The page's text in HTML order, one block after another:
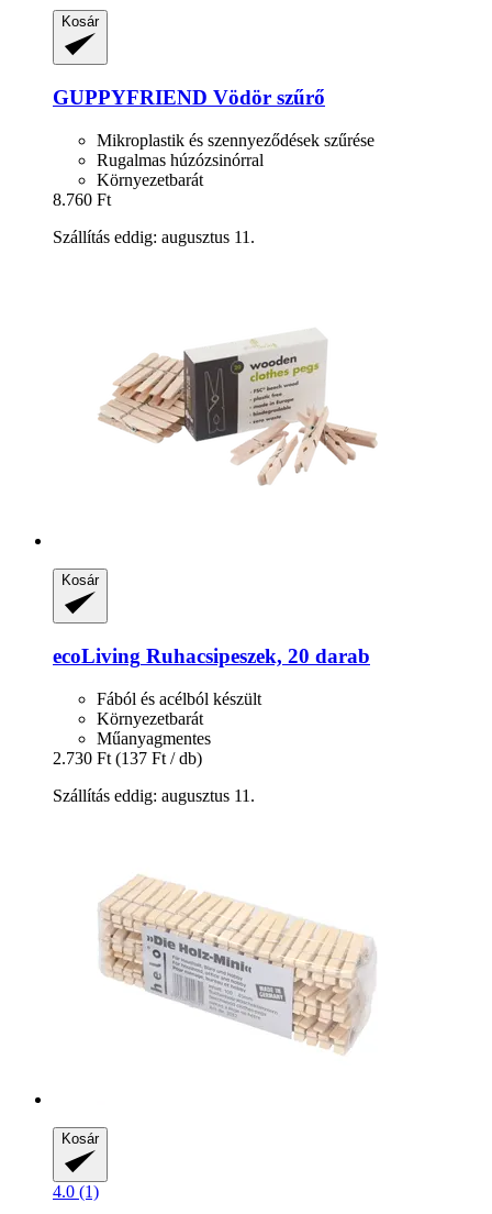
Kosár
GUPPYFRIEND Vödör szűrő
Mikroplastik és szennyeződések szűrése
Rugalmas húzózsinórral
Környezetbarát
8.760 Ft
Szállítás eddig: augusztus 11.
Kosár
ecoLiving Ruhacsipeszek, 20 darab
Fából és acélból készült
Környezetbarát
Műanyagmentes
2.730 Ft (137 Ft / db)
Szállítás eddig: augusztus 11.
Kosár
4.0 (1)